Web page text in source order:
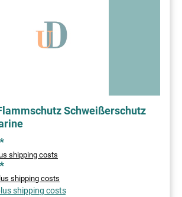
Schweißerschutz
shipping costs
shipping costs
shipping costs